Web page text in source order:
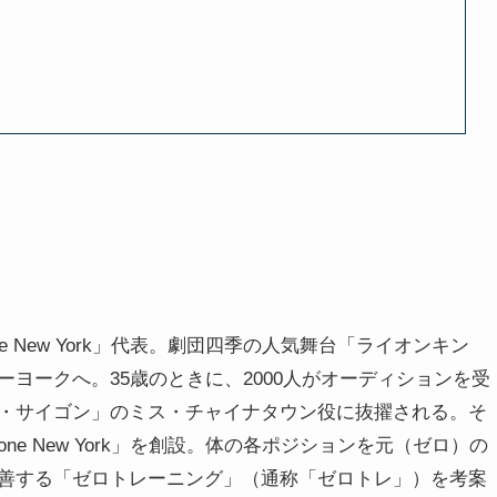
New York」代表。劇団四季の人気舞台「ライオンキン
ヨークへ。35歳のときに、2000人がオーディションを受
サイゴン」のミス・チャイナタウン役に抜擢される。そ
New York」を創設。体の各ポジションを元（ゼロ）の
する「ゼロトレーニング」（通称「ゼロトレ」）を考案